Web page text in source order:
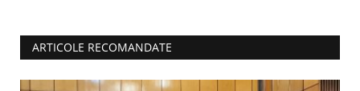
ARTICOLE RECOMANDATE